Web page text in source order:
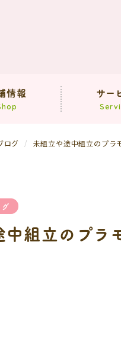
情報 サー
買取
ログ 未組立や途中組立のプラ
グ
組立のプラ